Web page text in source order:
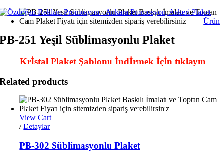
Skip
PB-251 Yeşil Süblimasyonlu Plaket
Krİstal Plaket Şablonu İndİrmek İçİn tıklayın
Related products
View Cart
/ Detaylar
PB-302 Süblimasyonlu Plaket